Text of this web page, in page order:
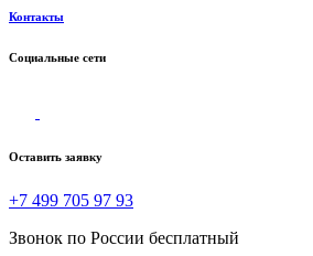
Контакты
Социальные сети
Оставить заявку
+7 499 705 97 93
Звонок по России бесплатный